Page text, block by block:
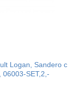
Logan, Sandero с
06003-SET,2,-